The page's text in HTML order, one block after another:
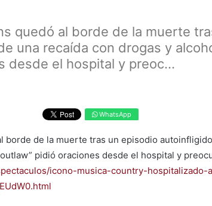
quedó al borde de la muerte
una recaída con drogas y
desde el hospital y preoc...
WhatsApp
borde de la muerte tras un episodio
pidió oraciones desde el hospital y
icono-musica-country-hospitalizado-